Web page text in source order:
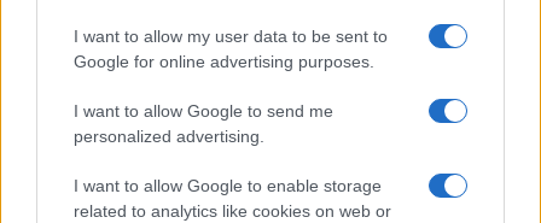
I want to allow my user data to be sent to
Google for online advertising purposes.
I want to allow Google to send me
personalized advertising.
I want to allow Google to enable storage
related to analytics like cookies on web or
Evento sportivo e culturale a Calcio: programma e dettagli
Andrea Conforti · 26 Lug 2026